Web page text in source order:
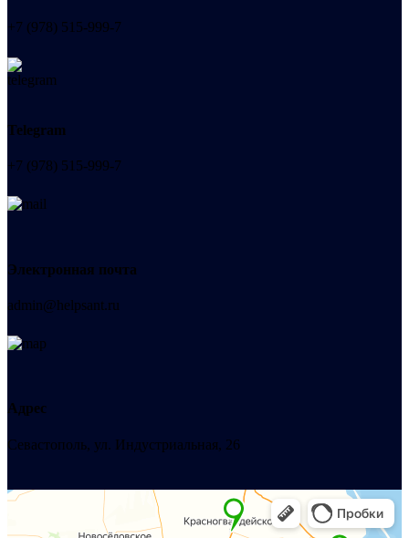
+7 (978) 515-999-7
Telegram
+7 (978) 515-999-7
Электронная почта
admin@helpsant.ru
Адрес
Севастополь, ул. Индустриальная, 26